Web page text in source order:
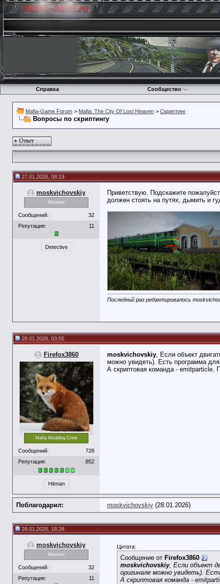
Справка Сообщество
Mafia-Game Forum > Mafia: The City Of Lost Heaven > Скриптинг
Вопросы по скриптингу
Ответ
27.01.2026, 08:19
moskvichovskiy
Member
Сообщений:
32
Репутация:
11
Detective
Приветствую. Подскажите
должен стоять на путях, дымить и
Последний раз редактировалось
28.01.2026, 03:55
Firefox3860
Mafia Modding Crew
Сообщений:
728
Репутация:
852
Hitman
moskvichovskiy, Если объект
можно увидеть). Есть программа
А скриптовая команда -
Поблагодарил: moskvichovskiy (28.01.2026)
28.01.2026, 18:28
moskvichovskiy
Member
Сообщений:
32
Репутация:
11
Цитата:
Сообщение от Firefox3860
moskvichovskiy, Если объект
оригинале можно увидеть).
А скриптовая команда -